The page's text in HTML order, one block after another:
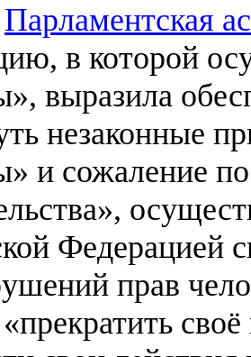
Парламентская
в которой
выразила
незаконные
и сожаление
Федерацией
прав